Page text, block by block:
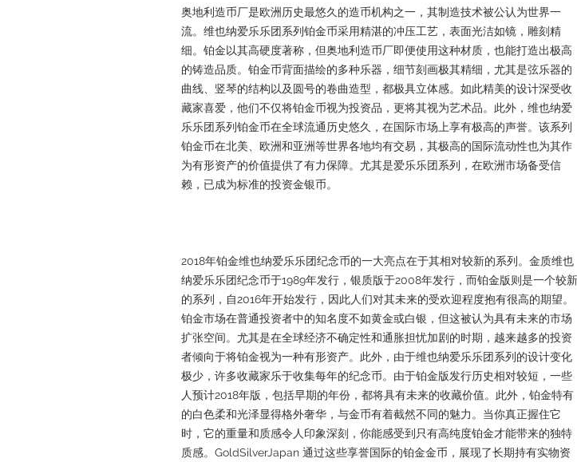
奥地利造币厂是欧洲历史最悠久的造币机构之一，其制造技术被公认为世界一
流。维也纳爱乐乐团系列铂金币采用精湛的冲压工艺，表面光洁如镜，雕刻精
细。铂金以其高硬度著称，但奥地利造币厂即便使用这种材质，也能打造出极高
的铸造品质。铂金币背面描绘的多种乐器，细节刻画极其精细，尤其是弦乐器的
曲线、竖琴的结构以及圆号的卷曲造型，都极具立体感。如此精美的设计深受收
藏家喜爱，他们不仅将铂金币视为投资品，更将其视为艺术品。此外，维也纳爱
乐乐团系列铂金币在全球流通历史悠久，在国际市场上享有极高的声誉。该系列
铂金币在北美、欧洲和亚洲等世界各地均有交易，其极高的国际流动性也为其作
为有形资产的价值提供了有力保障。尤其是爱乐乐团系列，在欧洲市场备受信
赖，已成为标准的投资金银币。
2018年铂金维也纳爱乐乐团纪念币的一大亮点在于其相对较新的系列。金质维也
纳爱乐乐团纪念币于1989年发行，银质版于2008年发行，而铂金版则是一个较新
的系列，自2016年开始发行，因此人们对其未来的受欢迎程度抱有很高的期望。
铂金市场在普通投资者中的知名度不如黄金或白银，但这被认为具有未来的市场
扩张空间。尤其是在全球经济不确定性和通胀担忧加剧的时期，越来越多的投资
者倾向于将铂金视为一种有形资产。此外，由于维也纳爱乐乐团系列的设计变化
极少，许多收藏家乐于收集每年的纪念币。由于铂金版发行历史相对较短，一些
人预计2018年版，包括早期的年份，都将具有未来的收藏价值。此外，铂金特有
的白色柔和光泽显得格外奢华，与金币有着截然不同的魅力。当你真正握住它
时，它的重量和质感令人印象深刻，你能感受到只有高纯度铂金才能带来的独特
质感。GoldSilverJapan 通过这些享誉国际的铂金金币，展现了长期持有实物资